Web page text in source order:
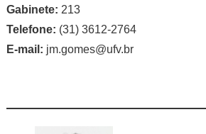
Gabinete: 213
Telefone: (31) 3612-2764
E-mail: jm.gomes@ufv.br